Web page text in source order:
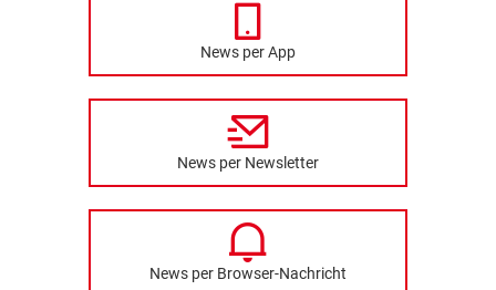
News per App
News per Newsletter
News per Browser-Nachricht